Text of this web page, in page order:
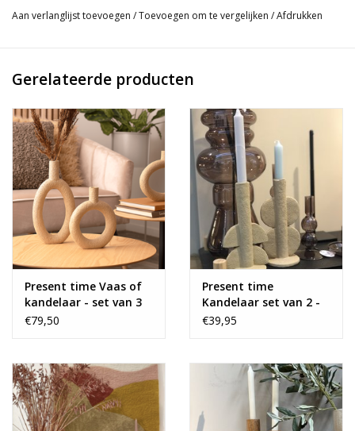
combineren zorgt voor een stijlvolle dynamiek, waar dan ook in
- De Oval wide vaas zie je rechts op de foto.
Aan verlanglijst toevoegen /Toevoegen om te vergelijken /Afdrukken
Gerelateerde producten
Present time Vaas of
kandelaar - set van 3
€79,50
Present time
Kandelaar set van 2 -
sand brown
€39,95